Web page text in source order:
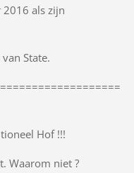
2016 als zijn
State.
Hof !!!
Waarom niet ?